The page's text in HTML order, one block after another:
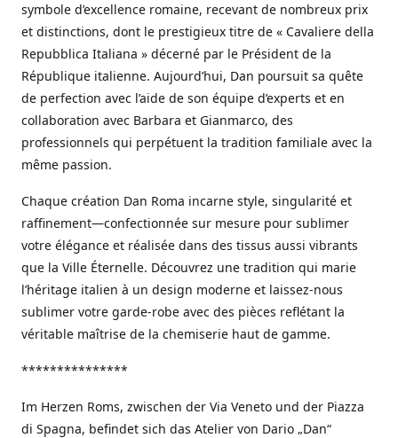
symbole d’excellence romaine, recevant de nombreux prix
et distinctions, dont le prestigieux titre de « Cavaliere della
Repubblica Italiana » décerné par le Président de la
République italienne. Aujourd’hui, Dan poursuit sa quête
de perfection avec l’aide de son équipe d’experts et en
collaboration avec Barbara et Gianmarco, des
professionnels qui perpétuent la tradition familiale avec la
même passion.
Chaque création Dan Roma incarne style, singularité et
raffinement—confectionnée sur mesure pour sublimer
votre élégance et réalisée dans des tissus aussi vibrants
que la Ville Éternelle. Découvrez une tradition qui marie
l’héritage italien à un design moderne et laissez-nous
sublimer votre garde-robe avec des pièces reflétant la
véritable maîtrise de la chemiserie haut de gamme.
***************
Im Herzen Roms, zwischen der Via Veneto und der Piazza
di Spagna, befindet sich das Atelier von Dario „Dan“